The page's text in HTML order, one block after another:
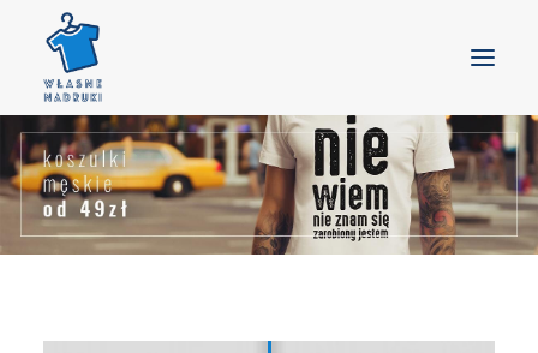
GŁÓWNA
PRODUKTY
GOTOWE WZORY
KONTAKT